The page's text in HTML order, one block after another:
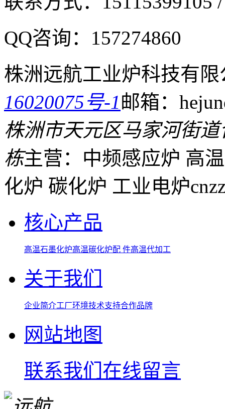
QQ咨询： 157274860
株洲远航工业炉科技有限
16020075号-1邮箱：
株洲市天元区马家河街
栋主营：中频感应炉 高
化炉 碳化炉 工业电炉
核心产品
高温石墨化炉高温碳化炉配 件高温代加工
关于我们
企业简介工厂环境技术支持合作品牌
网站地图
联系我们 在线留言